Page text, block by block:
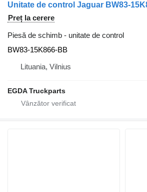
Preț la cerere
Piesă de schimb - unitate de control
BW83-15K866-BB
Lituania, Vilnius
EGDA Truckparts